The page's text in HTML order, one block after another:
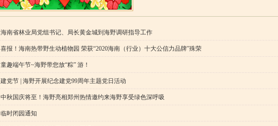
海南省林业局党组书记、局长黄金城到海野调研指导工作
喜报！海南热带野生动植物园 荣获“2020海南（行业）十大公信力品牌”殊荣
童趣端午节~海野带您放“粽” 游！
建党节 | 海野开展纪念建党99周年主题党日活动
中秋国庆将至！海野亮相郑州热情邀约来海野享受绿色深呼吸
临时闭园通知